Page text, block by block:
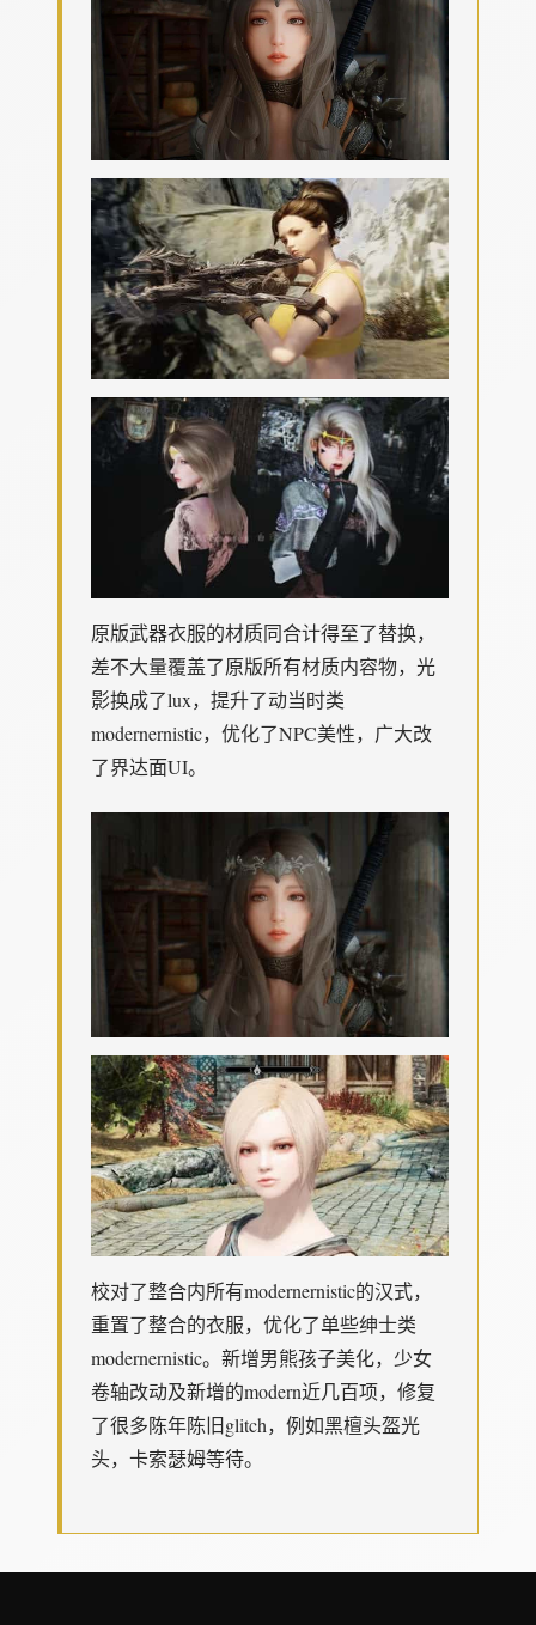
原版武器衣服的材质同合计得至了替换，
差不大量覆盖了原版所有材质内容物，光
影换成了lux，提升了动当时类
modernernistic，优化了NPC美性，广大改
了界达面UI。
校对了整合内所有modernernistic的汉式，
重置了整合的衣服，优化了单些绅士类
modernernistic。新增男熊孩子美化，少女
卷轴改动及新增的modern近几百项，修复
了很多陈年陈旧glitch，例如黑檀头盔光
头，卡索瑟姆等待。